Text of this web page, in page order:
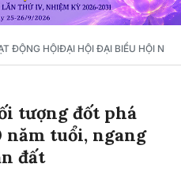
ĐỘNG HỘIĐẠI HỘI ĐẠI BIỂU HỘI NỮ
tượng đốt phá
tuổi, ngang
đất